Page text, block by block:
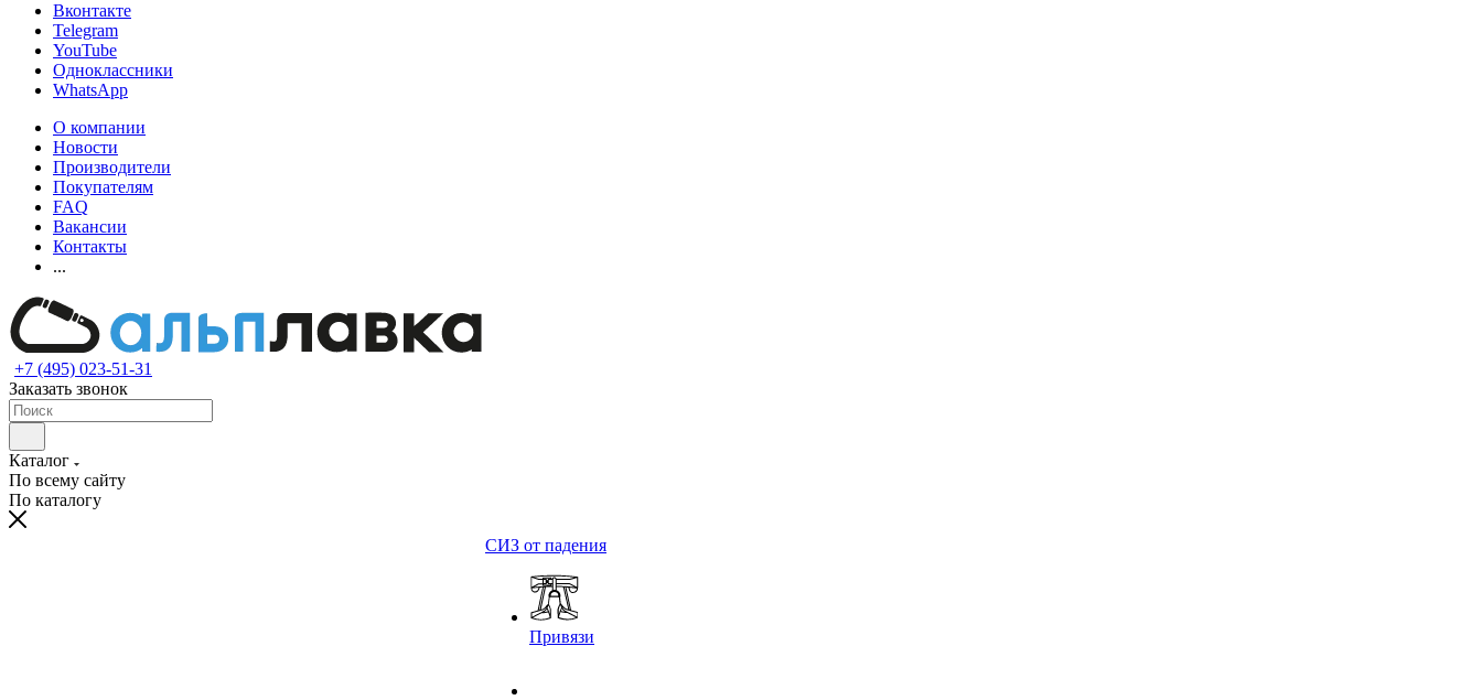
Вконтакте
Telegram
YouTube
Одноклассники
WhatsApp
О компании
Новости
Производители
Покупателям
FAQ
Вакансии
Контакты
...
+7 (495) 023-51-31
Заказать звонок
Каталог
По всему сайту
По каталогу
СИЗ от падения
Привязи